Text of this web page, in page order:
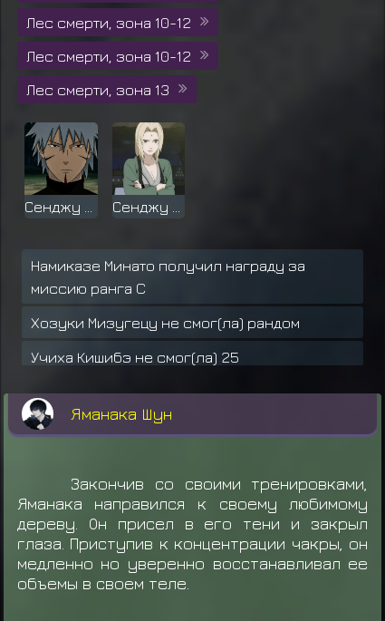
Лес смерти, зона 10-12
Лес смерти, зона 10-12
Лес смерти, зона 13
Намиказе Минато получил награду за
миссию ранга C
Хозуки Мизугецу не смог(ла) рандом
Учиха Кишибэ не смог(ла) 25
Камизуру Синти не смог(ла) Рандомайзер
Юки Бунтан не смог(ла) Рандомчек
Сенджу Син не смог(ла) рандом
Орочимару
забираетОружие: Сюрикен
Яманака Шун выкидывает предметСюрикен
Яманака Шун
Закончив со своими тренировками,
Яманака направился к своему любимому
дереву. Он присел в его тени и закрыл
глаза. Приступив к концентрации чакры, он
медленно но уверенно восстанавливал ее
объемы в своем теле.